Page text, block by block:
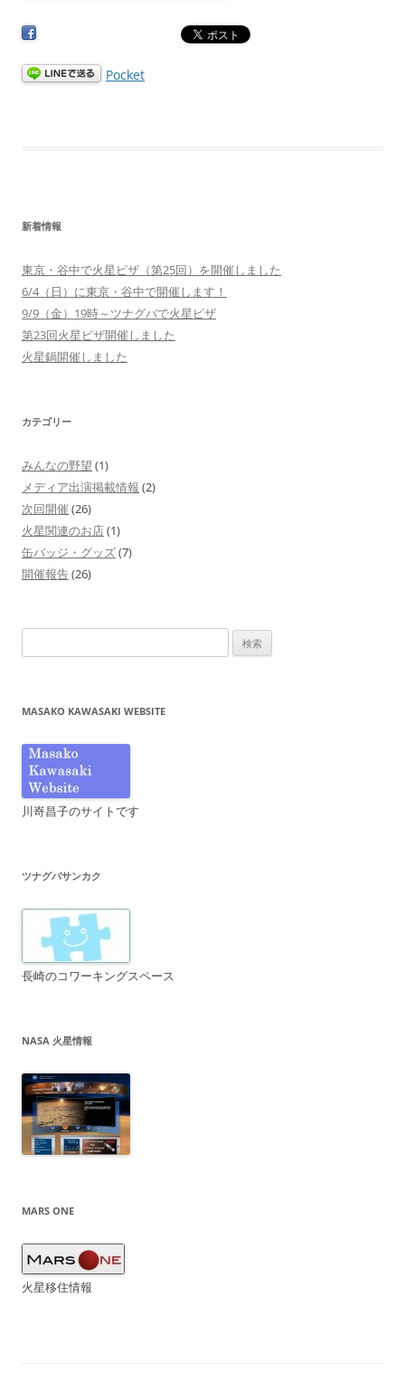
Pocket
新着情報
東京・谷中で火星ピザ（第25回）を開催しました
6/4（日）に東京・谷中で開催します！
9/9（金）19時～ツナグバで火星ピザ
第23回火星ピザ開催しました
火星鍋開催しました
カテゴリー
みんなの野望 (1)
メディア出演掲載情報 (2)
次回開催 (26)
火星関連のお店(1)
缶バッジ・グッズ(7)
開催報告(26)
索:
MASAKO KAWASAKI WEBSITE
川嵜昌子のサイトです
ツナグバサンカク
長崎のコワーキングスペース
NASA 火星情報
MARS ONE
火星移住情報